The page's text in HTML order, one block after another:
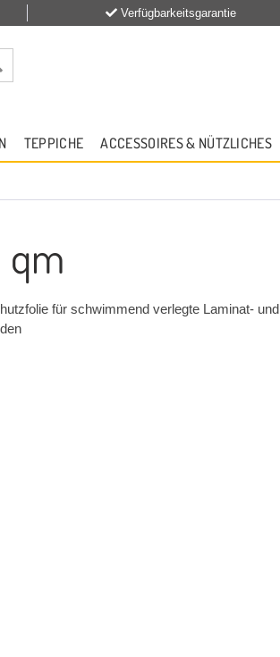
Verfügbarkeitsgarantie
TEPPICHE ACCESSOIRES & NÜTZLICHES
für schwimmend verlegte Laminat- und